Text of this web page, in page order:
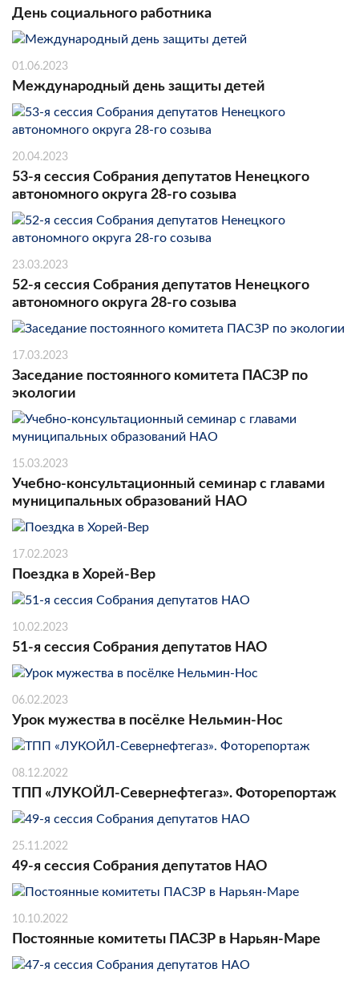
День социального работника
01.06.2023
Международный день защиты детей
20.04.2023
53-я сессия Собрания депутатов Ненецкого
автономного округа 28-го созыва
23.03.2023
52-я сессия Собрания депутатов Ненецкого
автономного округа 28-го созыва
17.03.2023
Заседание постоянного комитета ПАСЗР по
экологии
15.03.2023
Учебно-консультационный семинар с главами
муниципальных образований НАО
17.02.2023
Поездка в Хорей-Вер
10.02.2023
51-я сессия Собрания депутатов НАО
06.02.2023
Урок мужества в посёлке Нельмин-Нос
08.12.2022
ТПП «ЛУКОЙЛ-Севернефтегаз». Фоторепортаж
25.11.2022
49-я сессия Собрания депутатов НАО
10.10.2022
Постоянные комитеты ПАСЗР в Нарьян-Маре